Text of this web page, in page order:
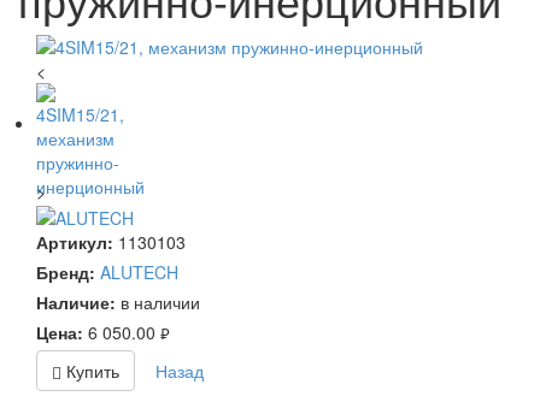
<
>
Артикул: 1130103
Бренд: ALUTECH
Наличие: в наличии
Цена: 6 050.00 руб.
Купить Назад